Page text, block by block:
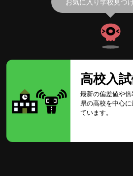
お気に入り学校見つ
高校入試
最新の偏差値や
県の高校を中心
ています。